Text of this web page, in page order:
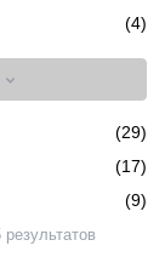
(4)
(29)
(17)
(9)